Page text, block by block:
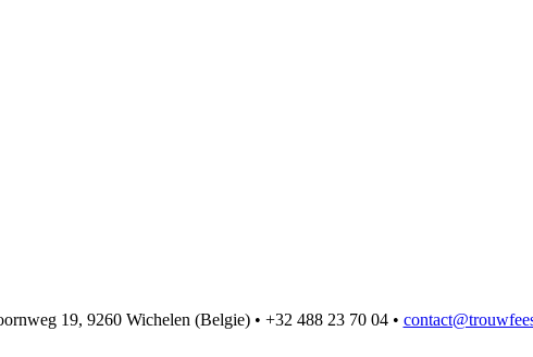
19, 9260 Wichelen (Belgie) • +32 488 23 70 04 •